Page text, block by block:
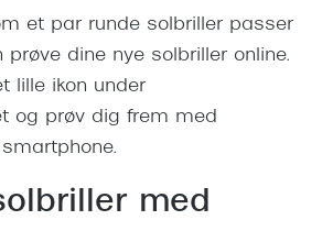
et par runde solbriller passer
prøve dine nye solbriller online.
lille ikon under
og prøv dig frem med
med